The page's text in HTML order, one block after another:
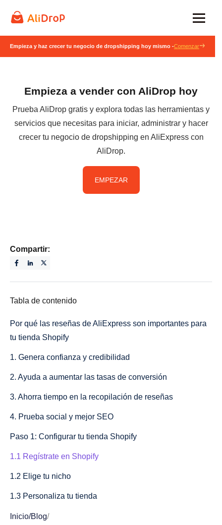
Empieza y haz crecer tu negocio de dropshipping hoy mismo -Comenzar
Empieza a vender con AliDrop hoy
Prueba AliDrop gratis y explora todas las herramientas y
servicios que necesitas para iniciar, administrar y hacer
crecer tu negocio de dropshipping en AliExpress con
AliDrop.
EMPEZAR
Compartir:
Tabla de contenido
Por qué las reseñas de AliExpress son importantes para
tu tienda Shopify
1. Genera confianza y credibilidad
2. Ayuda a aumentar las tasas de conversión
3. Ahorra tiempo en la recopilación de reseñas
4. Prueba social y mejor SEO
Paso 1: Configurar tu tienda Shopify
1.1 Regístrate en Shopify
1.2 Elige tu nicho
1.3 Personaliza tu tienda
1.4 Configurar métodos de pago
Inicio/Blog/